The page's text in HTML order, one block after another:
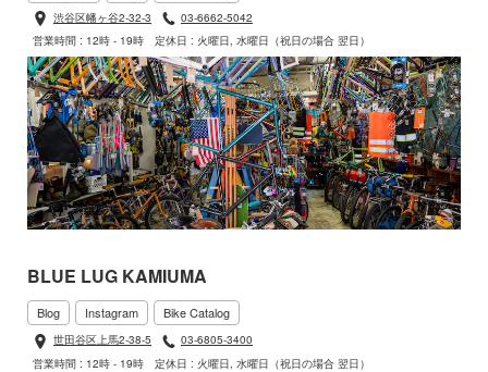
渋谷区幡ヶ谷2-32-3
03-6662-5042
営業時間 : 12時 - 19時
定休日 : 火曜日, 水曜日（祝日の場合 翌日）
BLUE LUG KAMIUMA
Blog Instagram Bike Catalog
世田谷区上馬2-38-5
03-6805-3400
営業時間 : 12時 - 19時
定休日 : 火曜日, 水曜日（祝日の場合 翌日）